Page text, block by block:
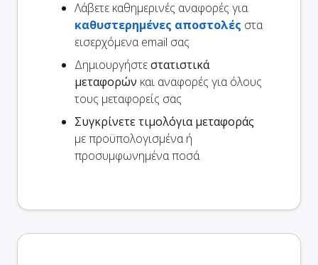
Λάβετε καθημερινές αναφορές για
καθυστερημένες αποστολές στα
εισερχόμενα email σας
Δημιουργήστεστατιστικά
μεταφορών και αναφορές για όλους
τους μεταφορείς σας
Συγκρίνετε τιμολόγια μεταφοράς
με προϋπολογισμένα ή
προσυμφωνημένα ποσά